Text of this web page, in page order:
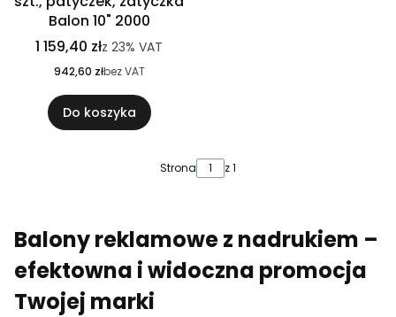
Balon 10" 2000
1 159,40 złz 23% VAT
942,60 złbez VAT
Do koszyka
Strona z 1
Balony reklamowe z nadrukiem –
efektowna i widoczna promocja
Twojej marki